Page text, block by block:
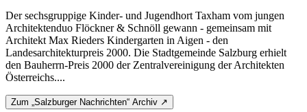
Der sechsgruppige Kinder- und Jugendhort Taxham vom jungen
Architektenduo Flöckner & Schnöll gewann - gemeinsam mit
Architekt Max Rieders Kindergarten in Aigen - den
Landesarchitekturpreis 2000. Die Stadtgemeinde Salzburg erhielt
den Bauherrn-Preis 2000 der Zentralvereinigung der Architekten
Österreichs....
Zum „Salzburger Nachrichten“ Archiv ↗